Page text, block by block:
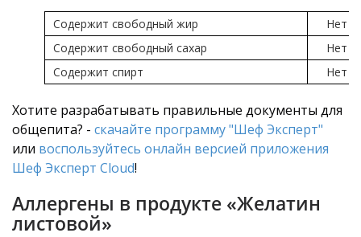
Содержит свободный жир
Нет
Содержит свободный сахар
Нет
Содержит спирт
Нет
Хотите разрабатывать правильные документы для
общепита? - скачайте программу "Шеф Эксперт"
или воспользуйтесь онлайн версией приложения
Шеф Эксперт Cloud!
Аллергены в продукте «Желатин
листовой»